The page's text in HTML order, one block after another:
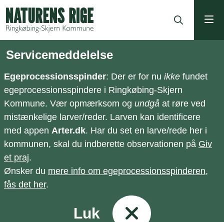
Servicemeddelelse
Egeprocessionsspinder: Der er for nu ikke fundet
egeprocessionsspindere i Ringkøbing-Skjern
Kommune. Vær opmærksom og undgå at røre ved
mistænkelige larver/reder. Larven kan identificere
med appen Arter.dk. Har du set en larve/rede her i
kommunen, skal du indberette observationen på Giv
et praj.
Ønsker du mere info om egeprocessionsspinderen,
fås det her.
Luk